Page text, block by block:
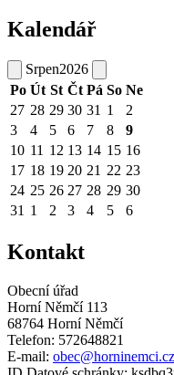
Kalendář
Srpen2026
Po Út St Čt Pá So Ne
27 28 29 30 31 1
2
3
4 5 6 7 8
9
10 11 12 13 14 15 16
17 18 19 20 21 22 23
24 25 26 27 28 29 30
31 1 2 3 4 5 6
Kontakt
Obecní úřad
Horní Němčí 113
68764 Horní Němčí
Telefon: 572648821
E-mail: obec@horninemci.cz